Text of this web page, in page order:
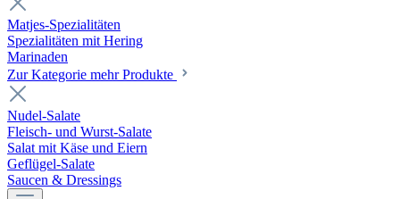
Matjes-Spezialitäten
Spezialitäten mit Hering
Marinaden
Zur Kategorie mehr Produkte
Nudel-Salate
Fleisch- und Wurst-Salate
Salat mit Käse und Eiern
Geflügel-Salate
Saucen & Dressings